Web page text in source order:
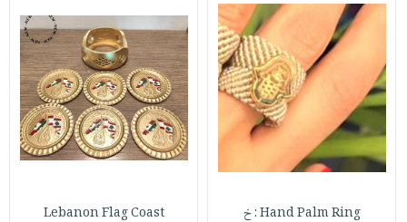
Hand Palm Ring : خ Lebanon Flag Coast